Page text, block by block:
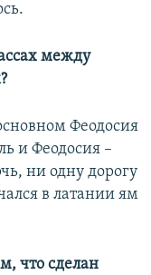
между
Феодосия
и Феодосия –
ни одну дорогу
в латании ям
что сделан